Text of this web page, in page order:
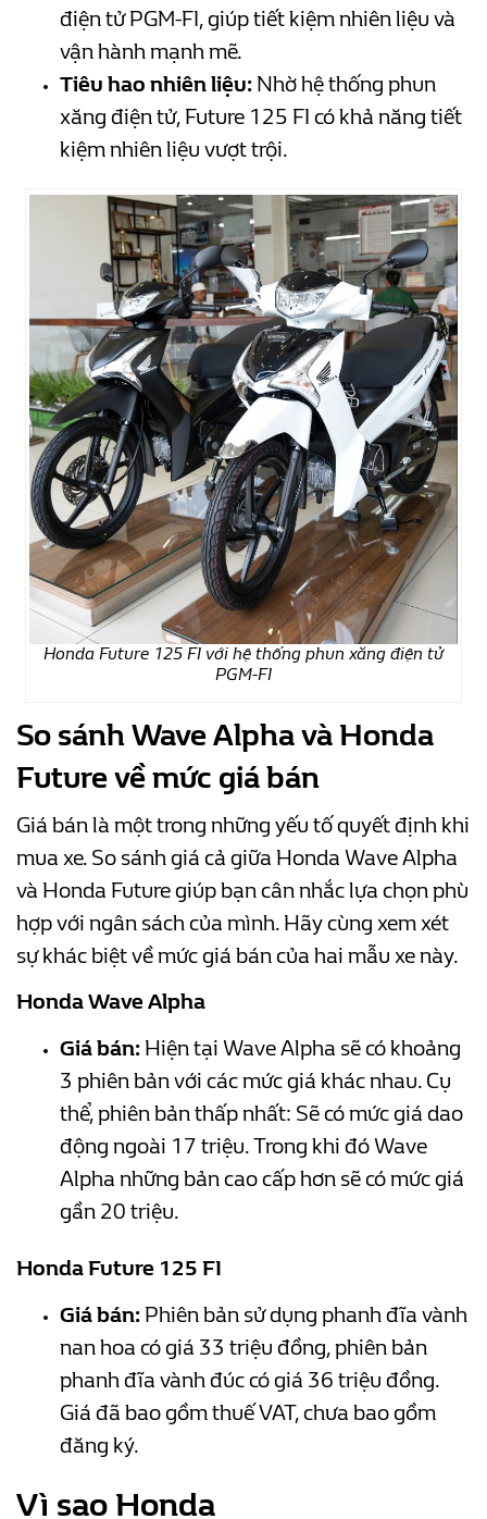
điện tử PGM-FI, giúp tiết kiệm nhiên liệu và
vận hành mạnh mẽ.
Tiêu hao nhiên liệu: Nhờ hệ thống phun
xăng điện tử, Future 125 FI có khả năng tiết
kiệm nhiên liệu vượt trội.
Honda Future 125 FI với hệ thống phun xăng điện tử
PGM-FI
So sánh Wave Alpha và Honda
Future về mức giá bán
Giá bán là một trong những yếu tố quyết định khi
mua xe. So sánh giá cả giữa Honda Wave Alpha
và Honda Future giúp bạn cân nhắc lựa chọn phù
hợp với ngân sách của mình. Hãy cùng xem xét
sự khác biệt về mức giá bán của hai mẫu xe này.
Honda Wave Alpha
Giá bán: Hiện tại Wave Alpha sẽ có khoảng
3 phiên bản với các mức giá khác nhau. Cụ
thể, phiên bản thấp nhất: Sẽ có mức giá dao
động ngoài 17 triệu. Trong khi đó Wave
Alpha những bản cao cấp hơn sẽ có mức giá
gần 20 triệu.
Honda Future 125 FI
Giá bán: Phiên bản sử dụng phanh đĩa vành
nan hoa có giá 33 triệu đồng, phiên bản
phanh đĩa vành đúc có giá 36 triệu đồng.
Giá đã bao gồm thuế VAT, chưa bao gồm
đăng ký.
Vì sao Honda